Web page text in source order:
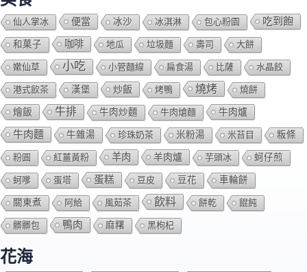
仙人掌冰 便當 冰沙 冰淇淋 包心粉園 吃到飽
和菓子 咖啡 地瓜 垃圾麵 壽司 大餅
嫰仙草 小吃 小管麵線 扁食湯 比薩 水晶餃
港式飲茶 漢堡 炒飯 烤鴨 燒烤 燒餅
燴飯 牛排 牛肉炒麵 牛肉熗麵 牛肉爐
牛肉麵 牛雜湯 珍珠奶茶 米粉湯 米苔目 粄條
粉圓 紅薑黃粉 羊肉 羊肉爐 芋頭冰 蚵仔煎
蚵嗲 蛋塔 蛋糕 豆皮 豆花 車輪餅
關東煮 阿給 風茹茶 飲料 餅乾 餛飩
髒髒包 鴨肉 麻糬 黑枸杞
花海